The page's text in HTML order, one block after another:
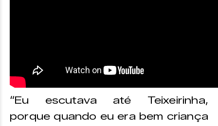
“Eu escutava até Teixeirinha,
porque quando eu era bem criança